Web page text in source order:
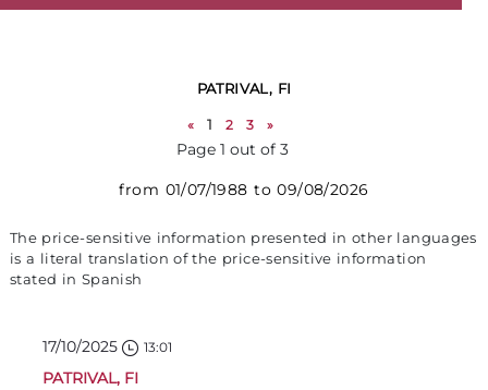
PATRIVAL, FI
« 1 2 3 »
Page 1 out of 3
from 01/07/1988 to 09/08/2026
The price-sensitive information presented in other languages
is a literal translation of the price-sensitive information
stated in Spanish
17/10/2025 13:01
PATRIVAL, FI